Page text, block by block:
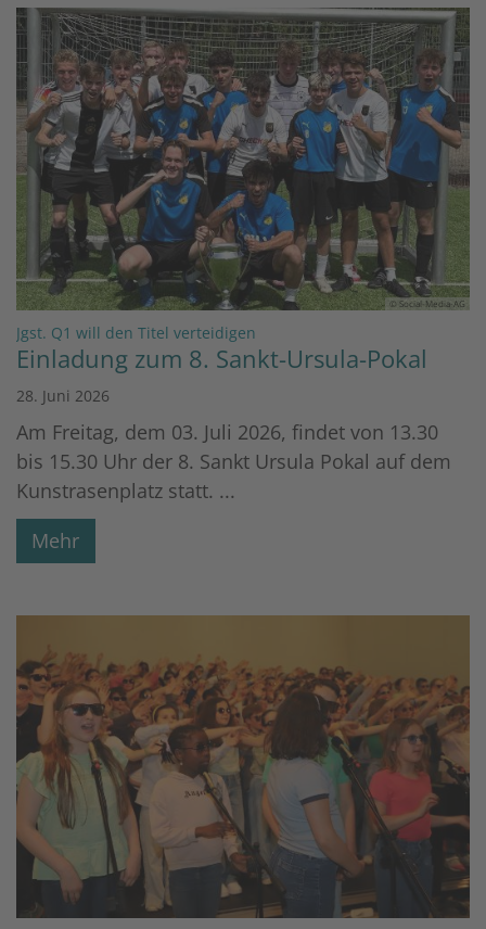
© Social-Media-AG
Jgst. Q1 will den Titel verteidigen
Einladung zum 8. Sankt-Ursula-Pokal
28. Juni 2026
Am Freitag, dem 03. Juli 2026, findet von 13.30
bis 15.30 Uhr der 8. Sankt Ursula Pokal auf dem
Kunstrasenplatz statt. ...
Mehr